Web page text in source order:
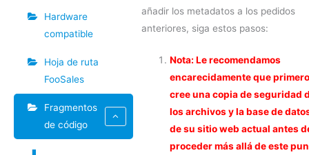
Hardware
compatible
Hoja de ruta
FooSales
Fragmentos
de código
añadir los metadatos a los pedidos
anteriores, siga estos pasos:
Nota: Le recomendamos
encarecidamente que
cree una copia de seguridad
los archivos y la base de
de su sitio web actual antes
proceder más allá de este